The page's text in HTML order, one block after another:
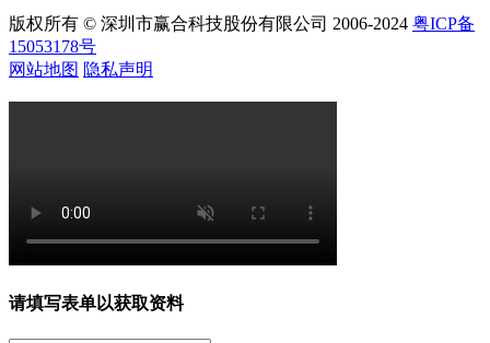
版权所有 © 深圳市赢合科技股份有限公司 2006-2024 粤ICP备
15053178号
网站地图 隐私声明
请填写表单以获取资料